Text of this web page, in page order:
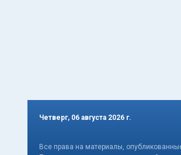
Четверг, 06 августа 2026 г.
Все права на материалы,